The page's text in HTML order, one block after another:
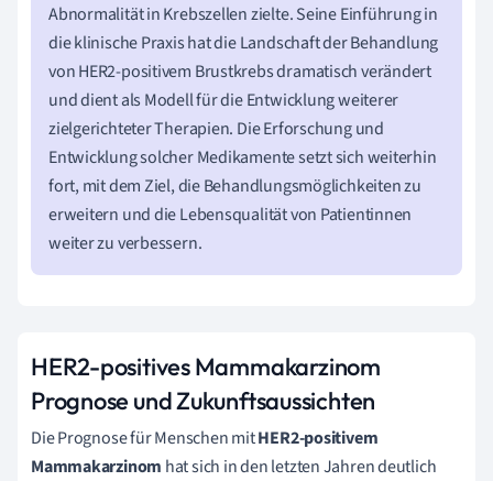
Abnormalität in Krebszellen zielte. Seine Einführung in
die klinische Praxis hat die Landschaft der Behandlung
von HER2-positivem Brustkrebs dramatisch verändert
und dient als Modell für die Entwicklung weiterer
zielgerichteter Therapien. Die Erforschung und
Entwicklung solcher Medikamente setzt sich weiterhin
fort, mit dem Ziel, die Behandlungsmöglichkeiten zu
erweitern und die Lebensqualität von Patientinnen
weiter zu verbessern.
HER2-positives Mammakarzinom
Prognose und Zukunftsaussichten
Die Prognose für Menschen mitHER2-positivem
Mammakarzinom hat sich in den letzten Jahren deutlich